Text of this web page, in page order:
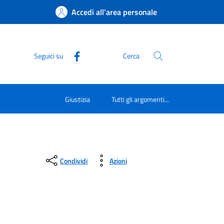
Accedi all'area personale
Seguici su Cerca
Giustizia Tutti gli argomenti...
Condividi Azioni